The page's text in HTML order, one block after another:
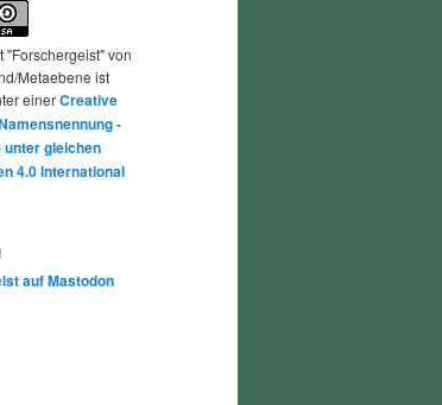
"Forschergeist" von
Metaebene ist
einerCreative
-
unter gleichen
4.0 International
auf Mastodon